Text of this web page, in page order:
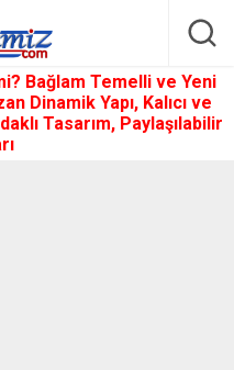
Bağlam Temelli ve Yeni
Dinamik Yapı, Kalıcı ve
Tasarım, Paylaşılabilir